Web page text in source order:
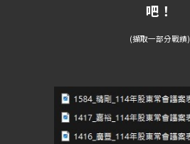
吧！
(擷取一部分戰績)